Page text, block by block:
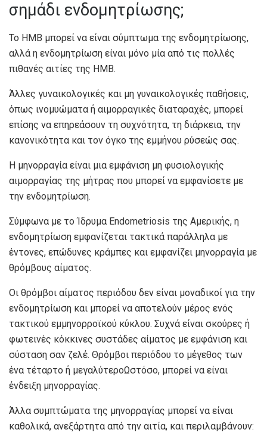
σημάδι ενδομητρίωσης;
Το HMB μπορεί να είναι σύμπτωμα της ενδομητρίωσης,
αλλά η ενδομητρίωση είναι μόνο μία από τις πολλές
πιθανές αιτίες της HMB.
Άλλες γυναικολογικές και μη γυναικολογικές παθήσεις,
όπως ινομυώματα ή αιμορραγικές διαταραχές, μπορεί
επίσης να επηρεάσουν τη συχνότητα, τη διάρκεια, την
κανονικότητα και τον όγκο της εμμήνου ρύσεώς σας.
Η μηνορραγία είναι μια εμφάνιση μη φυσιολογικής
αιμορραγίας της μήτρας που μπορεί να εμφανίσετε με
την ενδομητρίωση.
Σύμφωνα με το Ίδρυμα Endometriosis της Αμερικής, η
ενδομητρίωση εμφανίζεται τακτικά παράλληλα με
έντονες, επώδυνες κράμπες και εμφανίζει μηνορραγία με
θρόμβους αίματος.
Οι θρόμβοι αίματος περιόδου δεν είναι μοναδικοί για την
ενδομητρίωση και μπορεί να αποτελούν μέρος ενός
τακτικού εμμηνορροϊκού κύκλου. Συχνά είναι σκούρες ή
φωτεινές κόκκινες συστάδες αίματος με εμφάνιση και
σύσταση σαν ζελέ. Θρόμβοι περιόδου το μέγεθος των
ένα τέταρτο ή μεγαλύτεροΩστόσο, μπορεί να είναι
ένδειξη μηνορραγίας.
Άλλα συμπτώματα της μηνορραγίας μπορεί να είναι
καθολικά, ανεξάρτητα από την αιτία, και περιλαμβάνουν: